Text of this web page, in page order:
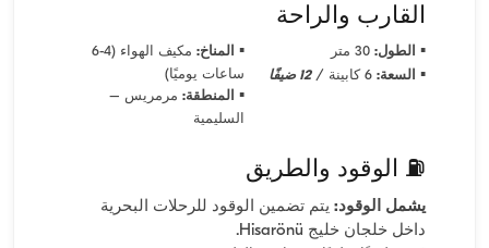
القارب والراحة
▪ الطول:
▪ السعة: 12 ضيفًا
▪ المناخ:
مكيف الهواء (4-6
ساعات يوميًا)
▪ المنطقة: مرمريس –
السليمية
⛽ الوقود والطريق
يشمل الوقود: يتم تضمين الوقود للرحلات البحرية
داخل خلجان خليج Hisarönü.